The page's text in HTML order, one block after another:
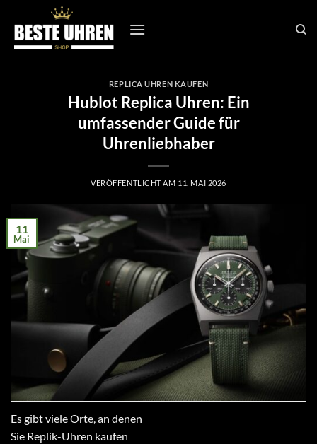
Inhalt
springen
REPLICA UHREN KAUFEN
Hublot Replica Uhren: Ein
umfassender Guide für
Uhrenliebhaber
VERÖFFENTLICHT AM 11. MAI 2026
11
Mai
Es gibt viele Orte, an denen
Sie Replik-Uhren kaufen